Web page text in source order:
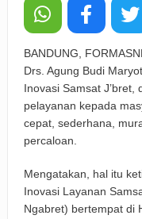
BANDUNG,
Drs. Agung Budi
Inovasi Samsat
pelayanan kepada
cepat, sederhana,
percaloan.
Mengatakan, hal itu
Inovasi Layanan
Ngabret) bertempat di